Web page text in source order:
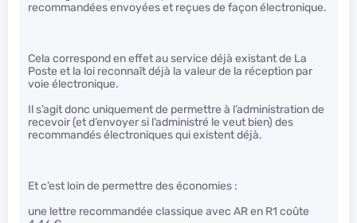
recommandées envoyées et reçues de façon électronique.
Cela correspond en effet au service déjà existant de La
Poste et la loi reconnaît déjà la valeur de la réception par
voie électronique.
Il s’agit donc uniquement de permettre à l’administration de
recevoir (et d’envoyer si l’administré le veut bien) des
recommandés électroniques qui existent déjà.
Et c’est loin de permettre des économies :
une lettre recommandée classique avec AR en R1 coûte